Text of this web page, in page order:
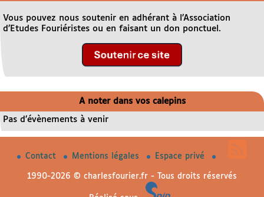
Vous pouvez nous soutenir en adhérant à l’Association
d’Etudes Fouriéristes ou en faisant un don ponctuel.
A noter dans vos calepins
Pas d’évènements à venir
Contact Mentions légales Espace privé
1990-2026 © charlesfourier.fr - Tous droits réservés